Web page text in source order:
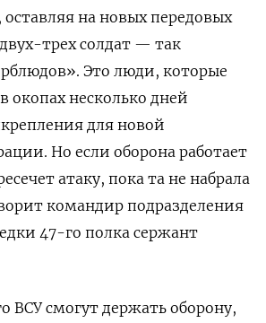
на новых передовых
трех солдат — так
Это люди, которые
окопах несколько дней
для новой
Но если оборона работает
атаку, пока та не набрала
командир подразделения
47-го полка сержант
ВСУ смогут держать оборону,